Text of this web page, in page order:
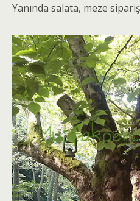
Yanında salata, meze